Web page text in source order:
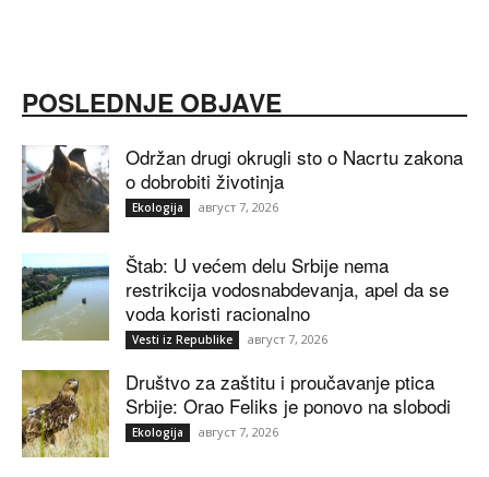
POSLEDNJE OBJAVE
Održan drugi okrugli sto o Nacrtu zakona
o dobrobiti životinja
Ekologija август 7, 2026
Štab: U većem delu Srbije nema
restrikcija vodosnabdevanja, apel da se
voda koristi racionalno
Vesti iz Republike август 7, 2026
Društvo za zaštitu i proučavanje ptica
Srbije: Orao Feliks je ponovo na slobodi
Ekologija август 7, 2026